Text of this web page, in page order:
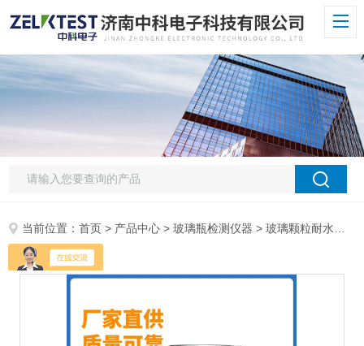
当前位置：首页 > 产品中心 >玻璃瓶检测仪器 >玻璃颗粒耐水性测试装置